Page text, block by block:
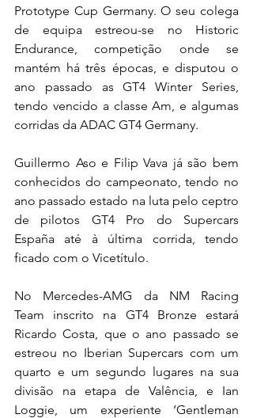
Prototype Cup Germany. O seu colega
de equipa estreou-se no Historic
Endurance, competição onde se
mantém há três épocas, e disputou o
ano passado as GT4 Winter Series,
tendo vencido a classe Am, e algumas
corridas da ADAC GT4 Germany.
Guillermo Aso e Filip Vava já são bem
conhecidos do campeonato, tendo no
ano passado estado na luta pelo ceptro
de pilotos GT4 Pro do Supercars
España até à última corrida, tendo
ficado com o Vicetítulo.
No Mercedes-AMG da NM Racing
Team inscrito na GT4 Bronze estará
Ricardo Costa, que o ano passado se
estreou no Iberian Supercars com um
quarto e um segundo lugares na sua
divisão na etapa de Valência, e Ian
Loggie, um experiente ‘Gentleman